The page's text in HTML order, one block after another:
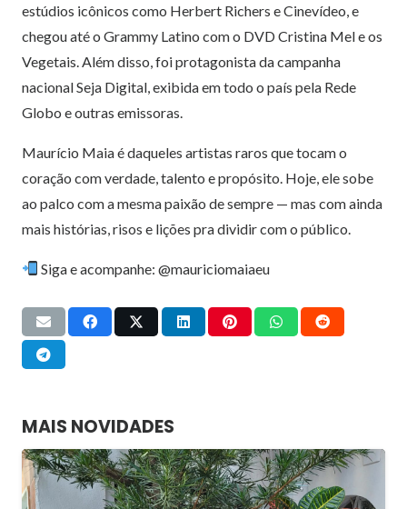
estúdios icônicos como Herbert Richers e Cinevídeo, e
chegou até o Grammy Latino com o DVD Cristina Mel e os
Vegetais. Além disso, foi protagonista da campanha
nacional Seja Digital, exibida em todo o país pela Rede
Globo e outras emissoras.
Maurício Maia é daqueles artistas raros que tocam o
coração com verdade, talento e propósito. Hoje, ele sobe
ao palco com a mesma paixão de sempre — mas com ainda
mais histórias, risos e lições pra dividir com o público.
Siga e acompanhe: @mauriciomaiaeu
MAIS NOVIDADES